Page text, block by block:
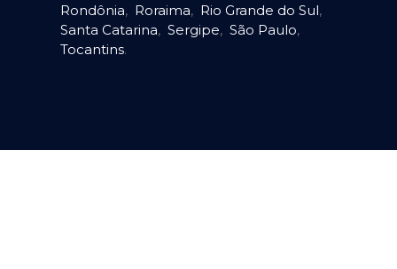
Rondônia, Roraima, Rio Grande do Sul,
Santa Catarina, Sergipe, São Paulo,
Tocantins.